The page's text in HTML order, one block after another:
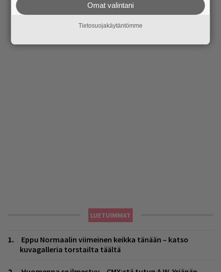
LUETUIMMAT
Eppu Normaalin viimeinen keikka tänään – katso
kuvagalleria torstailta täältä
Omat valintani
Tietosuojakäytäntömme